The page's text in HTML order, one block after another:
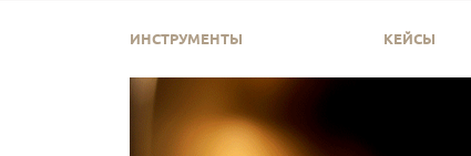
ИНСТРУМЕНТЫ КЕЙСЫ